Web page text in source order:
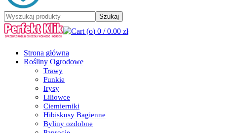
Szukaj: Szukaj
Cart (o) 0 / 0.00 zł
Strona główna
Rośliny Ogrodowe
Trawy
Funkie
Irysy
Liliowce
Ciemierniki
Hibiskusy Bagienne
Byliny ozdobne